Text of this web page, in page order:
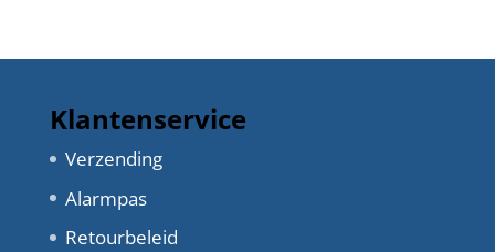
Klantenservice
Verzending
Alarmpas
Retourbeleid